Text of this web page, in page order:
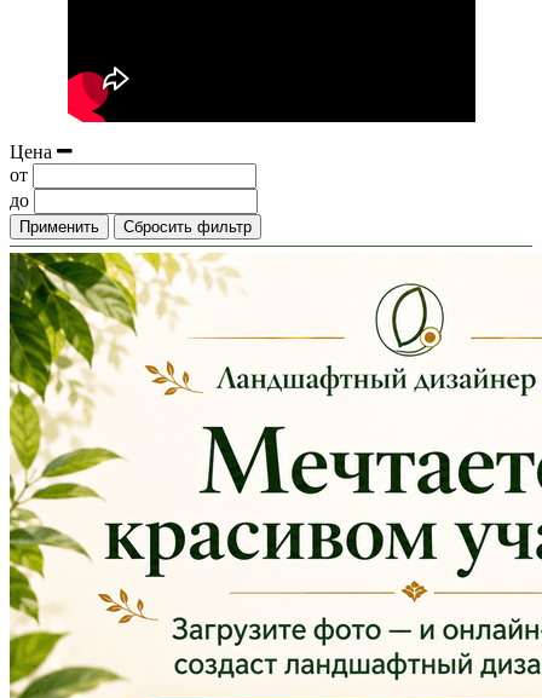
Цена
от
до
Применить Сбросить фильтр